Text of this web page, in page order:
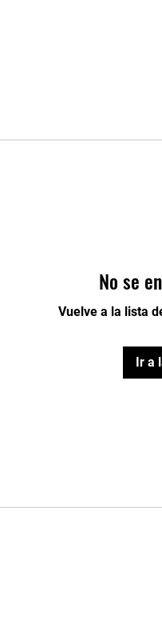
No se
Vuelve a la lista
Ir a